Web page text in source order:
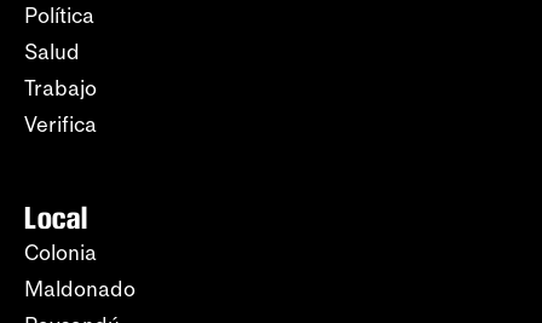
Política
Salud
Trabajo
Verifica
Local
Colonia
Maldonado